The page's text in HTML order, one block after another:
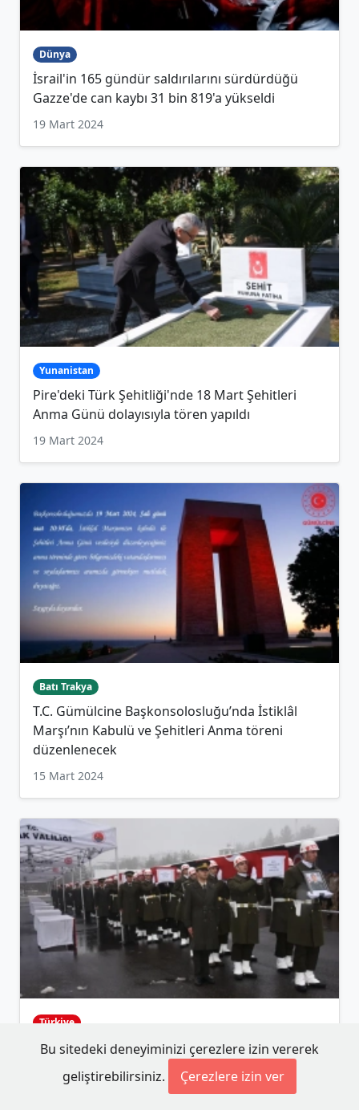
Dünya
İsrail'in 165 gündür saldırılarını sürdürdüğü
Gazze'de can kaybı 31 bin 819'a yükseldi
19 Mart 2024
Yunanistan
Pire'deki Türk Şehitliği'nde 18 Mart Şehitleri
Anma Günü dolayısıyla tören yapıldı
19 Mart 2024
Batı Trakya
T.C. Gümülcine Başkonsolosluğu’nda İstiklâl
Marşı’nın Kabulü ve Şehitleri Anma töreni
düzenlenecek
15 Mart 2024
Türkiye
Pençe-Kilit Harekatı bölgesinde şehit olan 9 Türk
askeri için Şırnak'ta tören yapıldı
Bu sitedeki deneyiminizi çerezlere izin vererek
geliştirebilirsiniz.
Çerezlere izin ver